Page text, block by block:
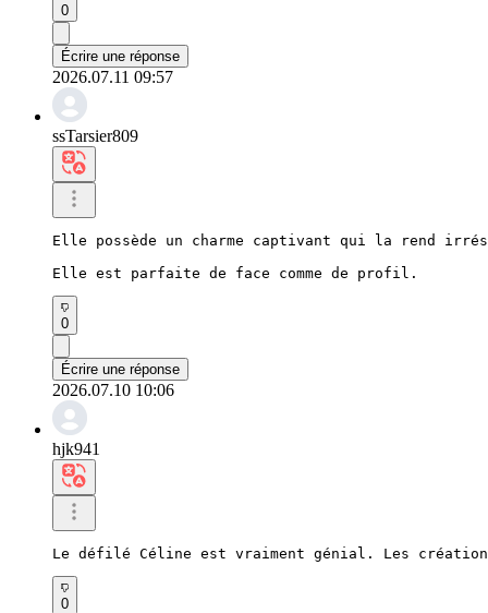
0
Écrire une réponse
2026.07.11 09:57
ssTarsier809
Elle possède un charme captivant qui la rend
Elle est parfaite de face comme de profil.
0
Écrire une réponse
2026.07.10 10:06
hjk941
Le défilé Céline est vraiment génial. Les
0